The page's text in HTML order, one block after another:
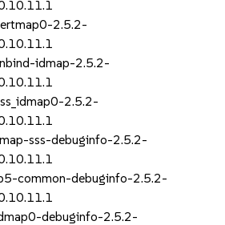
2.5.2-
idmap-2.5.2-
2.5.2-
sss-debuginfo-2.5.2-
common-debuginfo-2.5.2-
debuginfo-2.5.2-